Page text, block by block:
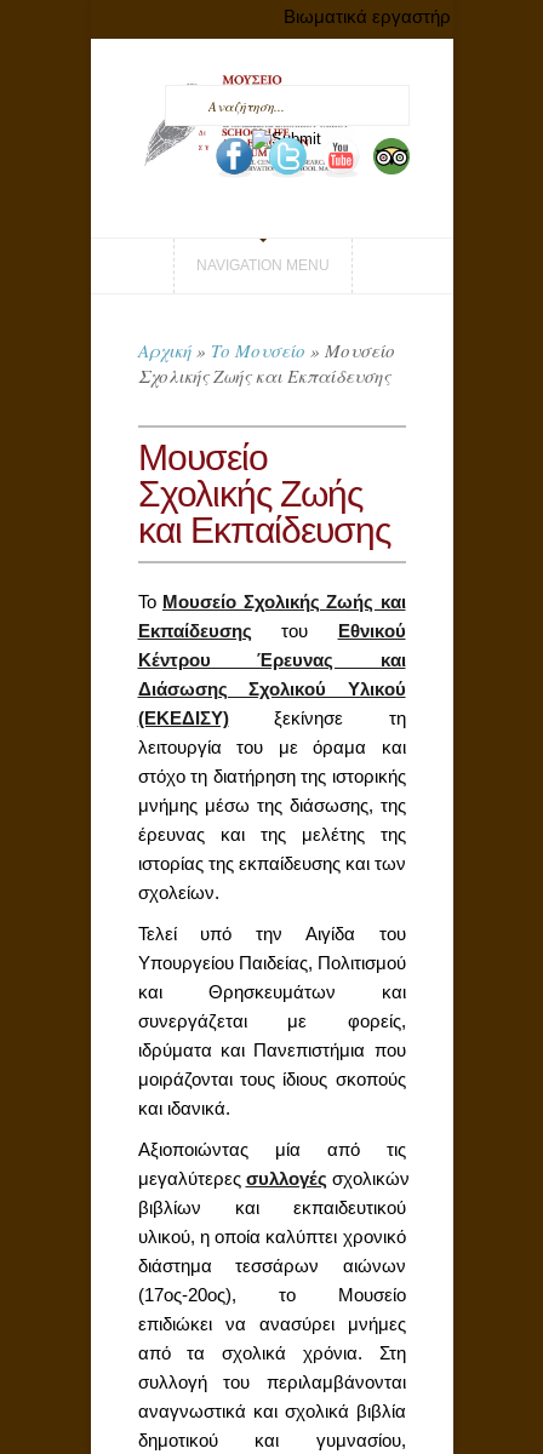
Βιωματικά εργαστήρια με
NAVIGATION MENU
Αρχική » Το Μουσείο » Μουσείο
Σχολικής Ζωής και Εκπαίδευσης
Μουσείο
Σχολικής Ζωής
και Εκπαίδευσης
Το Μουσείο Σχολικής Ζωής και
Εκπαίδευσης του Εθνικού
Κέντρου Έρευνας και
Διάσωσης Σχολικού Υλικού
(ΕΚΕΔΙΣΥ)ξεκίνησε τη
λειτουργία του με όραμα και
στόχο τη διατήρηση της ιστορικής
μνήμης μέσω της διάσωσης, της
έρευνας και της μελέτης της
ιστορίας της εκπαίδευσης και των
σχολείων.
Τελεί υπό την Αιγίδα του
Υπουργείου Παιδείας, Πολιτισμού
και Θρησκευμάτων και
συνεργάζεται με φορείς,
ιδρύματα και Πανεπιστήμια που
μοιράζονται τους ίδιους σκοπούς
και ιδανικά.
Αξιοποιώντας μία από τις
μεγαλύτερες συλλογές σχολικών
βιβλίων και εκπαιδευτικού
υλικού, η οποία καλύπτει χρονικό
διάστημα τεσσάρων αιώνων
(17ος-20ος), το Μουσείο
επιδιώκει να ανασύρει μνήμες
από τα σχολικά χρόνια. Στη
συλλογή του περιλαμβάνονται
αναγνωστικά και σχολικά βιβλία
δημοτικού και γυμνασίου,